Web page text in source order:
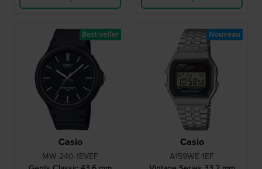
Casio
MW-240-1EVEF
Best-seller
Casio
A159WE-1EF
Nouveau